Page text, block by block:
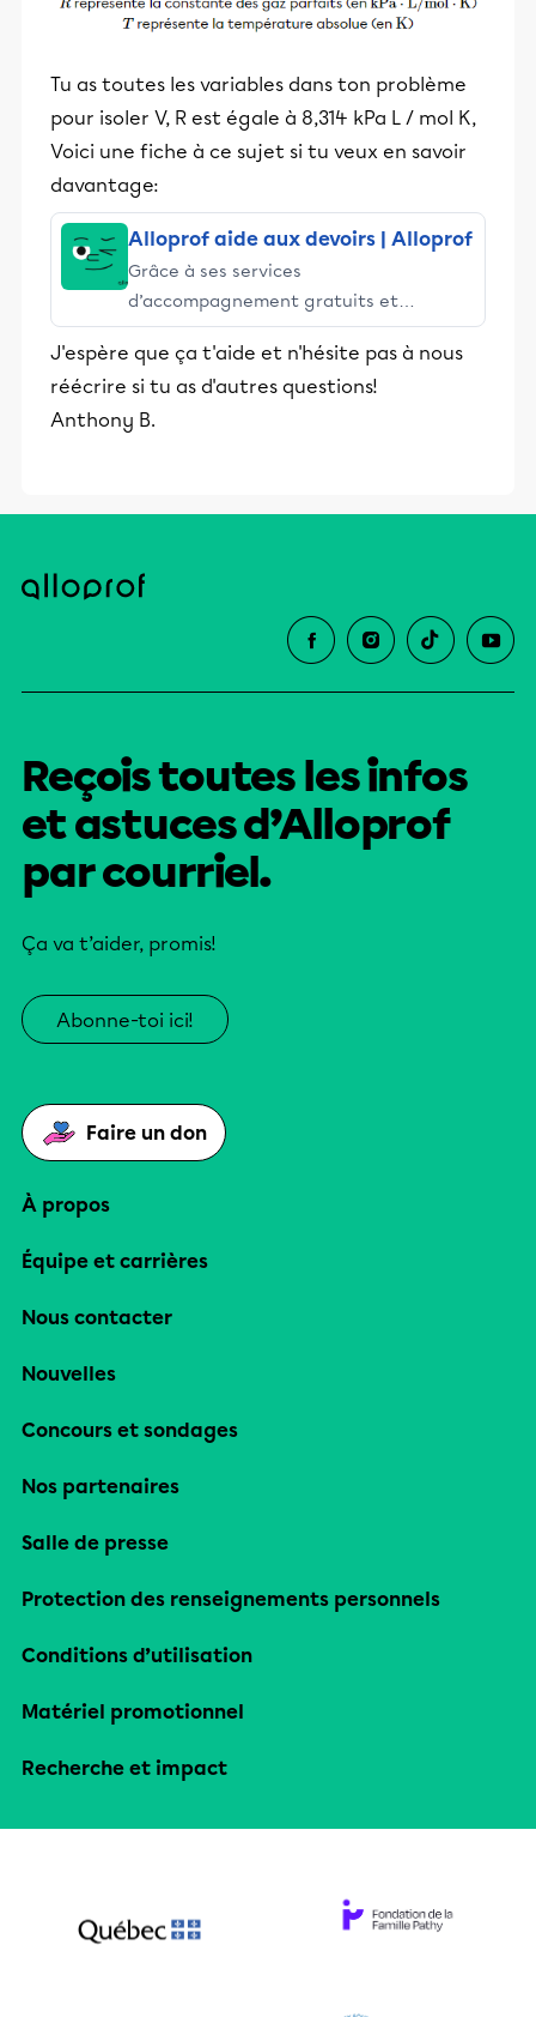
Tu as toutes les variables dans ton problème
pour isoler V, R est égale à 8,314 kPa L / mol K,
Voici une fiche à ce sujet si tu veux en savoir
davantage:
Alloprof aide aux devoirs | Alloprof
Grâce à ses services
d’accompagnement gratuits et
stimulants, Alloprof engage les élèves
et leurs parents dans la réussite
éducative.
J'espère que ça t'aide et n'hésite pas à nous
réécrire si tu as d'autres questions!
Anthony B.
Reçois toutes les infos
et astuces d’Alloprof
par courriel.
Ça va t’aider, promis!
Abonne-toi ici!
Faire un don
À propos
Équipe et carrières
Nous contacter
Nouvelles
Concours et sondages
Nos partenaires
Salle de presse
Protection des renseignements personnels
Conditions d’utilisation
Matériel promotionnel
Recherche et impact